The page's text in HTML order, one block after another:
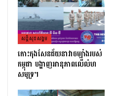
សន្តិសុខសង្គម
កោះកុងសែនជ័យនាវាចម្បាំងរបស់
កម្ពុជា បង្ហាញអានុភាពលើលំហ
សមុទ្រ។